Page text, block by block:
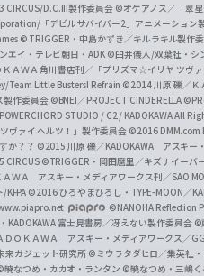
CIRCUS/D.C.III製作委員会 ©オケアノス／「翠
「デビルサバイバー2」アニメーション
© TRIGGER・中島かずき／キルラキル製作
エイ・テレビ朝日・ADK ©臼井儀人/双葉社・シ
ＡＷＡ 角川書店刊／「プリズマ☆イリヤ ツヴ
Team Little Busters! Refrain ©2014 川原 礫／Ｋ
製作委員会 ©BNEI／PROJECT CINDERELLA
STUDIO / C2 / KADOKAWA All
ヴァイ ヘルツ！」製作委員会 ©2016 DMM.com
か？？ ©2015 川原 礫／KADOKAWA アスキー
CIRCUS ©TRIGGER・岡田麿里／キズナイーバ
ＷＡ アスキー・メディアワークス刊／SAO
KFPA ©2016 ひろやまひろし・TYPE-MOON／
©NANOHA Reflection
富士見書房／冴えない製作委員会 ©
ＤＯＫＡＷＡ アスキー・メディアワークス／
ガジェット研究所 ©ミウラタダヒロ／集英社
暁なつめ・カカオ・ランタン ©暁なつめ・三嶋く